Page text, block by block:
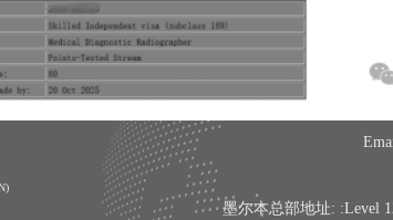
墨尔本总部地址: :Level